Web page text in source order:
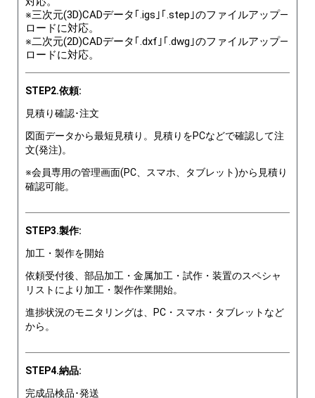
※三次元(3D)CADデータ｢.igs｣｢.step｣のファイルアップ―
ロードに対応。
※二次元(2D)CADデータ｢.dxf｣｢.dwg｣のファイルアップ―
ロードに対応。
STEP2.依頼:
見積り確認･注文
図面データから最短見積り。見積りをPCなどで確認して注
文(発注)。
※会員専用の管理画面(PC、スマホ、タブレット)から見積り
確認可能。
STEP3.製作:
加工・製作を開始
依頼受付後、部品加工・金属加工・試作・装置のスペシャ
リストにより加工・製作作業開始。
進捗状況のモニタリングは、PC・スマホ・タブレットなど
から。
STEP4.納品:
完成品検品･発送